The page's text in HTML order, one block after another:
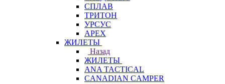
СПЛАВ
ТРИТОН
УРСУС
APEX
ЖИЛЕТЫ
Назад
ЖИЛЕТЫ
ANA TACTICAL
CANADIAN CAMPER